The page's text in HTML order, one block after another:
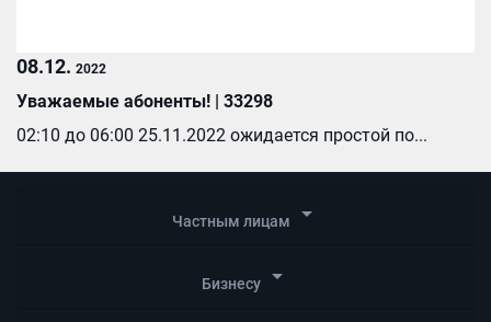
08.12. 2022
Уважаемые абоненты! | 33298
02:10 до 06:00 25.11.2022 ожидается простой по...
Частным лицам arrow_drop_down
Бизнесу arrow_drop_down